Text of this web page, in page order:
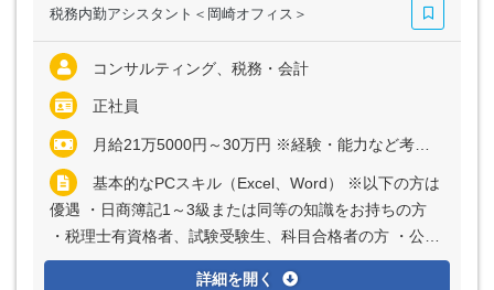
税務内勤アシスタント＜岡崎オフィス＞
コンサルティング、税務・会計
正社員
月給21万5000円～30万円 ※経験・能力など考慮の上、決定いたします ※残業代は全額支給
基本的なPCスキル（Excel、Word） ※以下の方は
優遇 ・日商簿記1～3級または同等の知識をお持ちの方
・税理士有資格者、試験受験生、科目合格者の方 ・公認
会計士、試験受験生の方
詳細を開く